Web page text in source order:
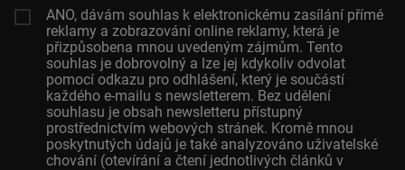
ANO, dávám souhlas k elektronickému zasílání přímé
reklamy a zobrazování online reklamy, která je
přizpůsobena mnou uvedeným zájmům. Tento
souhlas je dobrovolný a lze jej kdykoliv odvolat
pomocí odkazu pro odhlášení, který je součástí
každého e-mailu s newsletterem. Bez udělení
souhlasu je obsah newsletteru přístupný
prostřednictvím webových stránek. Kromě mnou
poskytnutých údajů je také analyzováno uživatelské
chování (otevírání a čtení jednotlivých článků v